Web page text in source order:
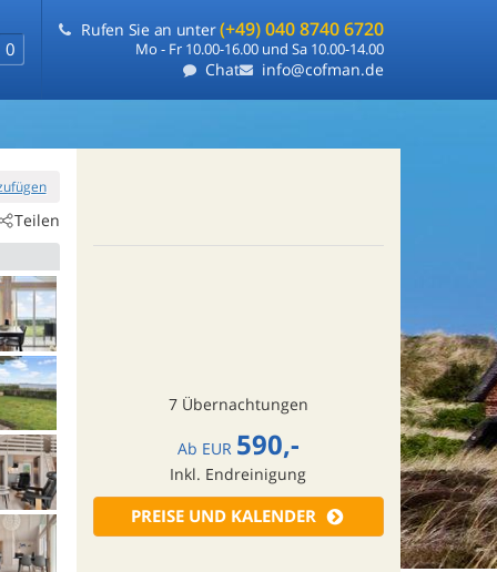
0
Rufen Sie an unter(+49) 040 8740 6720
Mo - Fr 10.00-16.00 und Sa 10.00-14.00
Chat info@cofman.de
Teilen
7 Übernachtungen
Ab EUR 590,-
Inkl. Endreinigung
PREISE UND KALENDER